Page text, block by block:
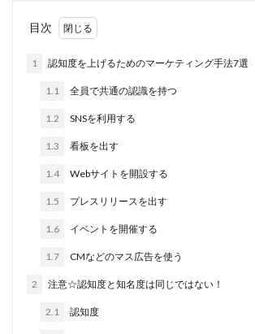
目次
1 認知度を上げるためのマーケティング手法7選
1.1 全員で共通の認識を持つ
1.2 SNSを利用する
1.3 看板を出す
1.4 Webサイトを開設する
1.5 プレスリリースを出す
1.6 イベントを開催する
1.7 CMなどのマス広告を使う
2 注意☆認知度と知名度は同じではない！
2.1 認知度